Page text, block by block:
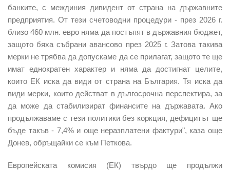
банките, с междиния дивидент от страна на държавните
предприятия. От тези счетоводни процедури - през 2026 г.
близо 460 млн. евро няма да постъпят в държавния бюджет,
защото бяха събрани авансово през 2025 г. Затова такива
мерки не трябва да допускаме да се прилагат, защото те ще
имат еднократен характер и няма да достигнат целите,
които ЕК иска да види от страна на България. Тя иска да
види мерки, които действат в дългосрочна перспектира, за
да може да стабилизират финансите на държавата. Ако
продължаваме с тези политики без коркция, дефицитът ще
бъде такъв - 7,4% и още неразплатени фактури", каза още
Донев, обръщайки се към Петкова.
Европейската комисия (ЕК) твърдо ще продължи